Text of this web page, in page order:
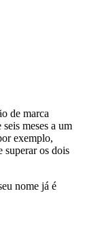
de marca
meses a um
exemplo,
superar os dois
nome já é